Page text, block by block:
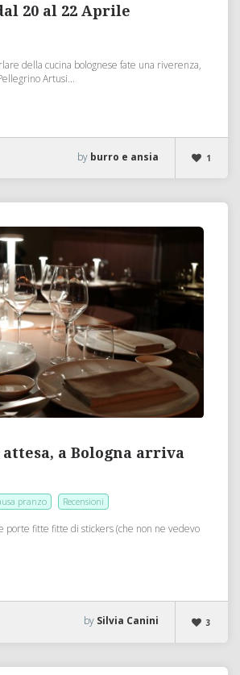
20 al 22 Aprile
della cucina bolognese fate una riverenza,
Artusi...
1
by burro e ansia
a Bologna arriva
pranzo Recensioni
porte fitte fitte di stickers (che non ne vedevo
3
by Silvia Canini